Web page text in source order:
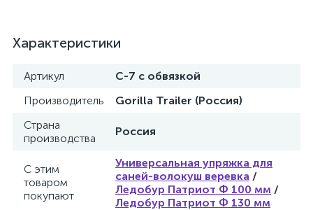
Характеристики
Артикул
С-7 c обвязкой
Производитель
Gorilla Trailer (Россия)
Страна
производства
Россия
С этим
товаром
покупают
Универсальная упряжка для
саней-волокуш веревка /
Ледобур Патриот Ф 100 мм /
Ледобур Патриот Ф 130 мм